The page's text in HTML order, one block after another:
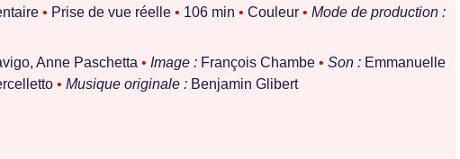
• Prise de vue réelle • 106 min • Couleur • Mode de production :
Anne Paschetta • Image : François Chambe • Son : Emmanuelle
• Musique originale : Benjamin Glibert